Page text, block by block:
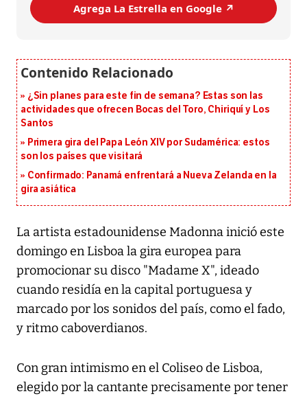
Agrega La Estrella en Google ↗️
¿Sin planes para este fin de semana? Estas son las
actividades que ofrecen Bocas del Toro, Chiriquí y Los
Santos
Primera gira del Papa León XIV por Sudamérica: estos
son los países que visitará
Confirmado: Panamá enfrentará a Nueva Zelanda en la
gira asiática
La artista estadounidense Madonna inició este
domingo en Lisboa la gira europea para
promocionar su disco "Madame X", ideado
cuando residía en la capital portuguesa y
marcado por los sonidos del país, como el fado,
y ritmo caboverdianos.
Con gran intimismo en el Coliseo de Lisboa,
elegido por la cantante precisamente por tener